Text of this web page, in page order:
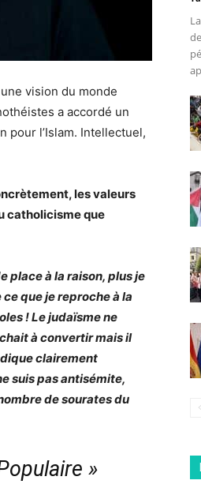
vision du monde
a accordé un
pour l’Islam. Intellectuel,
les valeurs
catholicisme que
place à la raison, plus je
que je reproche à la
! Le judaïsme ne
à convertir mais il
clairement
suis pas antisémite,
de sourates du
»